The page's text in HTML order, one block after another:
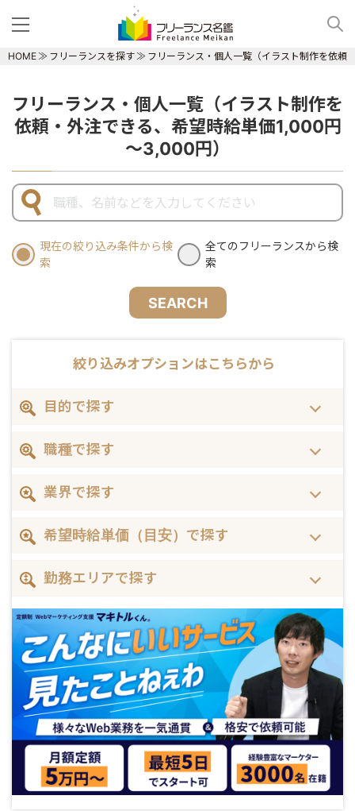
HOME フリーランスを探す フリーランス・個人一覧（イラスト制作を依
フリーランス・個人一覧（イラスト制作を
依頼・外注できる、希望時給単価1,000円
～3,000円）
現在の絞り込み条件から検
索
全てのフリーランスから検
索
SEARCH
絞り込みオプションはこちらから
目的で探す
職種で探す
業界で探す
希望時給単価（目安）で探す
勤務エリアで探す